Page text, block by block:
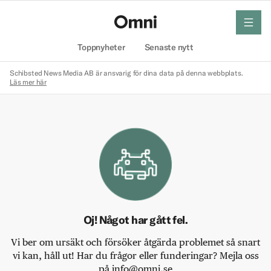
Toppnyheter Senaste nytt
meny
Schibsted News Media AB är ansvarig för dina data på denna webbplats.
Läs mer här
Oj! Något har gått fel.
Vi ber om ursäkt och försöker åtgärda problemet så snart
vi kan, håll ut! Har du frågor eller funderingar? Mejla oss